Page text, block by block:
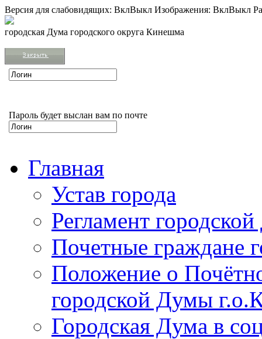
Версия для слабовидящих: ВклВыкл Изображения: ВклВыкл
городская Дума городского округа Кинешма
Пароль будет выслан вам по почте
Главная
Устав города
Регламент
Почетные граждане
Положение о
городской Думы
Городская Дума в